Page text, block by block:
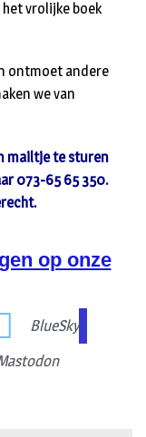
vrolijke boek
ontmoet andere
we van
mailtje te sturen
073-65 65 350.
op onze
BlueSky